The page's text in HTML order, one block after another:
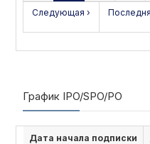
Следующая ›
График IPO/SPO/PO
Дата начала подписки